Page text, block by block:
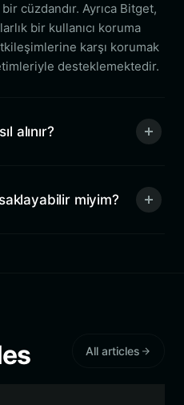
cüzdandır. Ayrıca Bitget,
bir kullanıcı koruma
karşı korumak
desteklemektedir.
alınır?
miyim?
All articles